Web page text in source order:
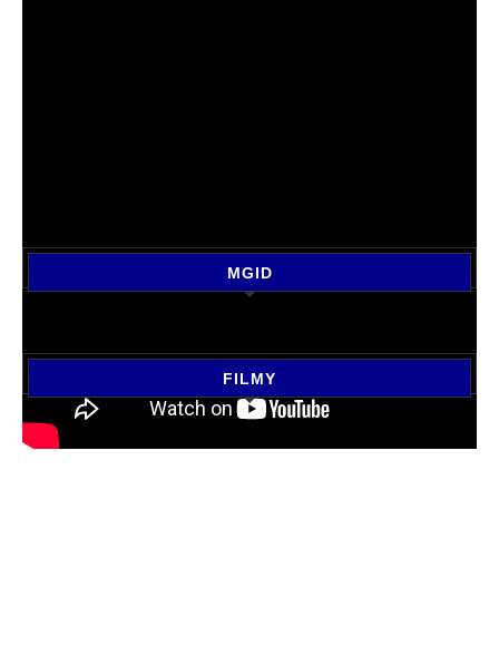
MGID
FILMY